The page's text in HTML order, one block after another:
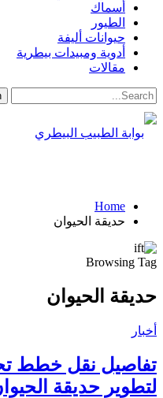
أسماك
الطيور
حيوانات أليفة
أدوية ومبيدات بيطرية
مقالات
Home
حديقة الحيوان
Browsing Tag
حديقة الحيوان
أخبار
تفاصيل نقل خطط
لتطوير حديقة